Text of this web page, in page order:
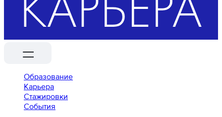
Образование
Карьера
Стажировки
События